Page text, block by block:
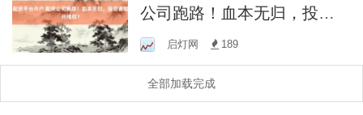
公司跑路！血本无归，投资
者如何维权？
启灯网 189
全部加载完成